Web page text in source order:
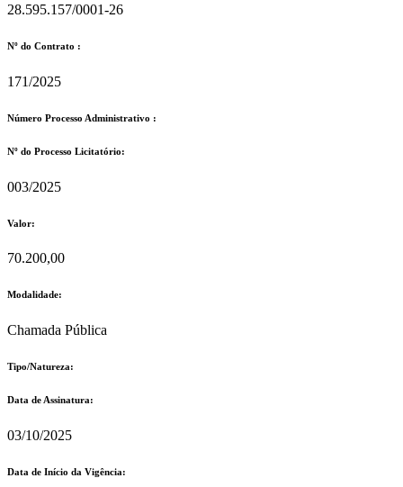
28.595.157/0001-26
Nº do Contrato :
171/2025
Número Processo Administrativo :
Nº do Processo Licitatório:
003/2025
Valor:
70.200,00
Modalidade:
Chamada Pública
Tipo/Natureza:
Data de Assinatura:
03/10/2025
Data de Início da Vigência: